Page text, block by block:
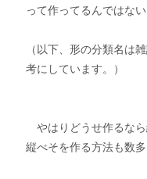
って作ってるんではない
（以下、形の分類名は
考にしています。）
やはりどうせ作るなら
縦べそを作る方法も数